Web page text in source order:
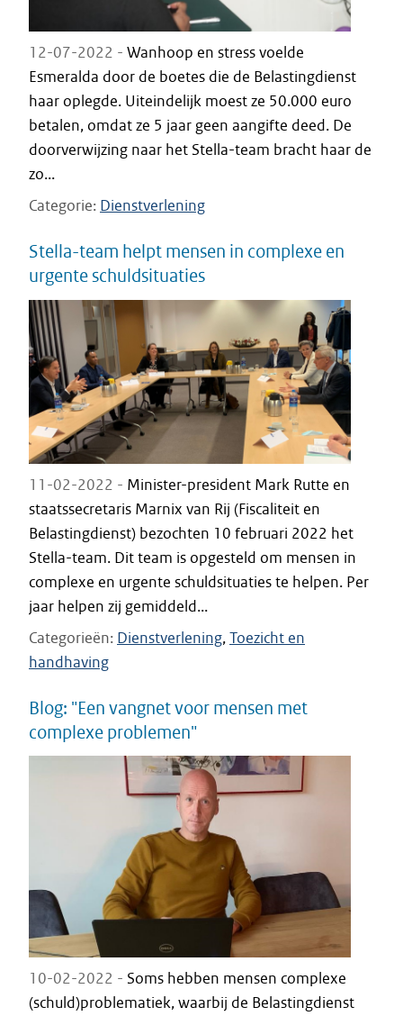
12-07-2022 - Wanhoop en stress voelde
Esmeralda door de boetes die de Belastingdienst
haar oplegde. Uiteindelijk moest ze 50.000 euro
betalen, omdat ze 5 jaar geen aangifte deed. De
doorverwijzing naar het Stella-team bracht haar de
zo...
Categorie Dienstverlening
Stella-team helpt mensen in complexe en
urgente schuldsituaties
11-02-2022 - Minister-president Mark Rutte en
staatssecretaris Marnix van Rij (Fiscaliteit en
Belastingdienst) bezochten 10 februari 2022 het
Stella-team. Dit team is opgesteld om mensen in
complexe en urgente schuldsituaties te helpen. Per
jaar helpen zij gemiddeld...
Categorieën Dienstverlening Toezicht en
handhaving
Blog: "Een vangnet voor mensen met
complexe problemen"
10-02-2022 - Soms hebben mensen complexe
(schuld)problematiek, waarbij de Belastingdienst